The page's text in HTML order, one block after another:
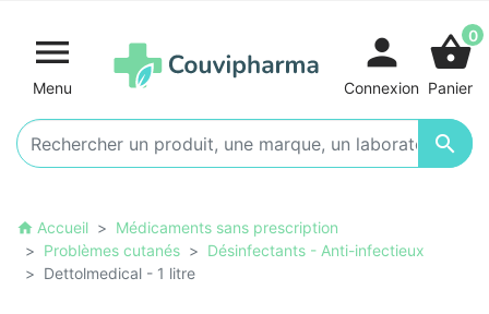

Menu

person
Connexion
shopping_basket0
Panier
home Accueil
Médicaments sans prescription
Problèmes cutanés
Désinfectants - Anti-infectieux
Dettolmedical - 1 litre